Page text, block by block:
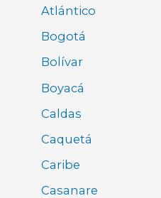
Atlántico
Bogotá
Bolívar
Boyacá
Caldas
Caquetá
Caribe
Casanare